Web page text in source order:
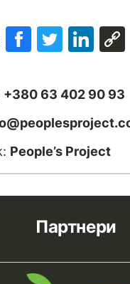
+380 63 402 90 93
People’s Project
Партнери